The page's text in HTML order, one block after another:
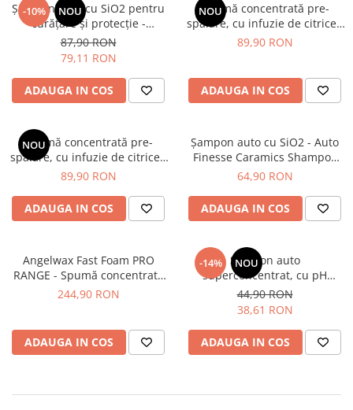
-10% NOU
Şampon auto cu SiO2 pentru
curățare și protecție -
BadBoys Ceramic Shampoo
(500ml)
87,90 RON
79,11 RON
ADAUGA IN COS
NOU
Spumă concentrată pre-
spălare, cu infuzie de citrice -
Auto Finesse Avalanche
89,90 RON
ADAUGA IN COS
NOU
Spumă concentrată pre-
spălare, cu infuzie de citrice -
Auto Finesse Avalanche
89,90 RON
ADAUGA IN COS
Şampon auto cu SiO2 - Auto
Finesse Caramics Shampoo
(500ml)
64,90 RON
ADAUGA IN COS
Angelwax Fast Foam PRO
RANGE - Spumă concentrată
pre-spălare, pH neutru (5L)
244,90 RON
ADAUGA IN COS
-14% NOU
Şampon auto
superconcentrat, cu pH
neutru - Shiny Garage
Shampoo One (500ml)
44,90 RON
38,61 RON
ADAUGA IN COS